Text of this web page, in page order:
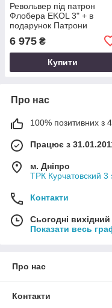
Револьвер під патрон
Флобера EKOL 3" + в
подарунок Патрони
Sellier&Bellot Sigal (200
шт)
6 975 ₴
Купити
Про нас
100% позитивних з
Працює з
м. Дніпро
ТРК Курчатовский 3
Контакти
Сьогодні вихідний
Показати весь
Про нас
Контакти